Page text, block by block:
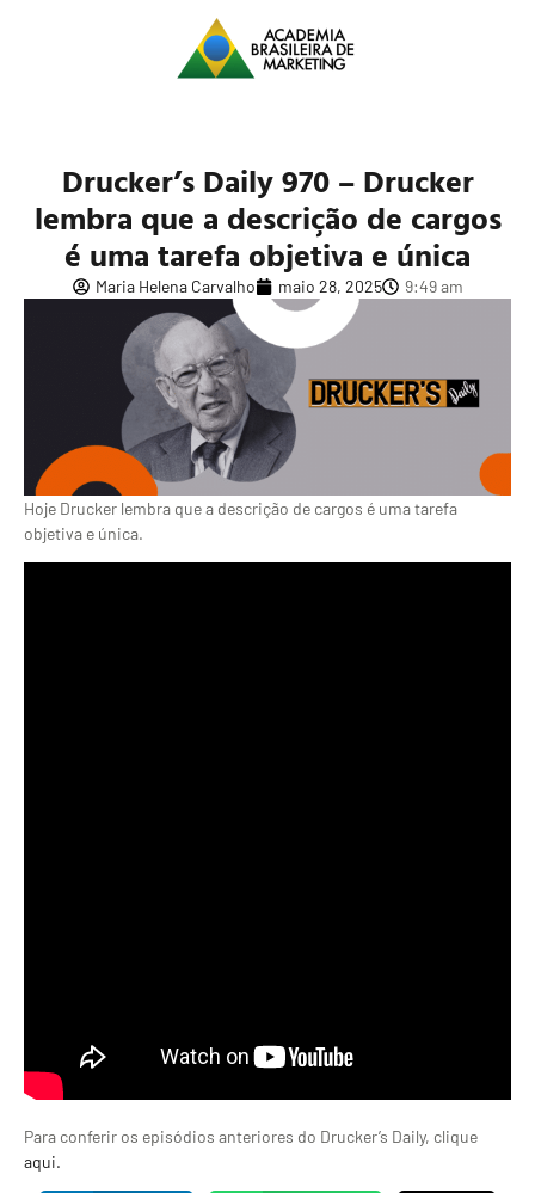
Drucker’s Daily 970 – Drucker
lembra que a descrição de cargos
é uma tarefa objetiva e única
Maria Helena Carvalho maio 28, 2025 9:49 am
Hoje Drucker lembra que a descrição de cargos é uma tarefa
objetiva e única.
Para conferir os episódios anteriores do Drucker’s Daily, clique
aqui.